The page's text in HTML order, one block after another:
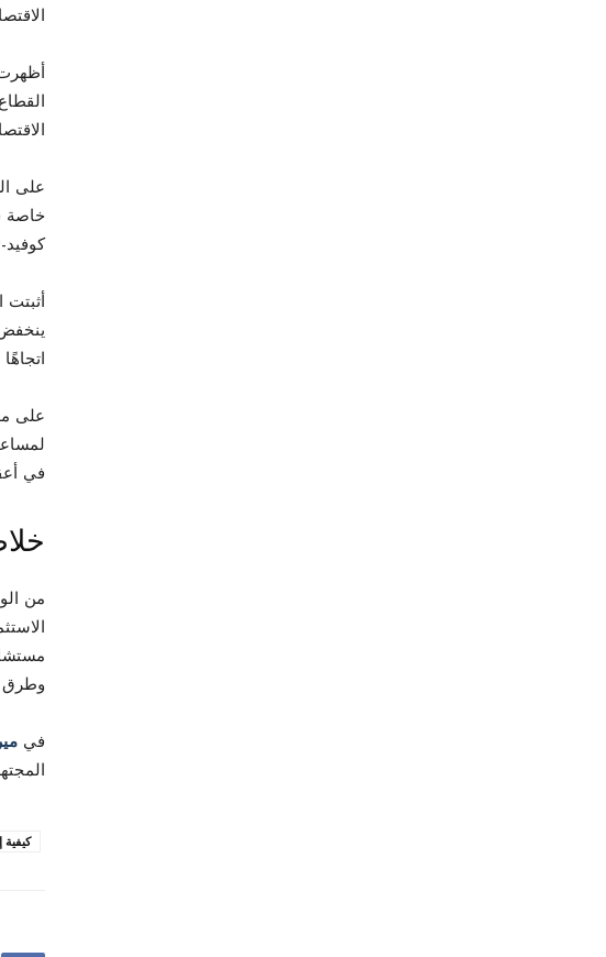
أظهرت
على
خاصة
كوفيد-19. هذا، دون الحاجة بالضرورة إلى خلق ارتفاع حاد.
أثبتت
على
في
من
وطرق
في
كيفية